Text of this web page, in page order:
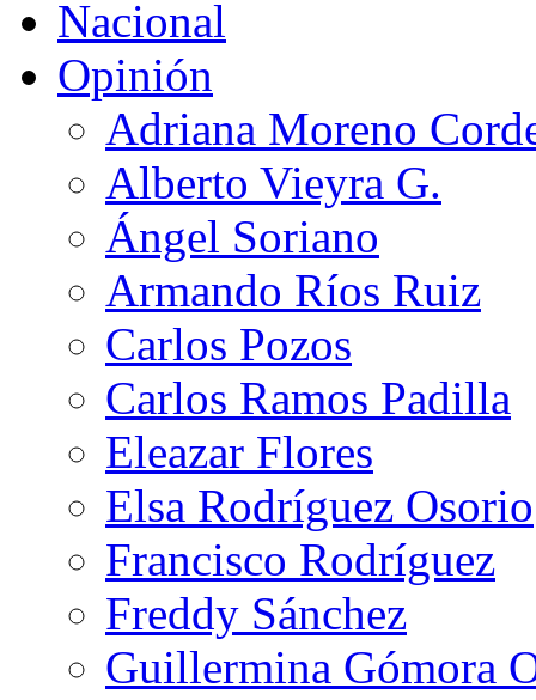
Nacional
Opinión
Adriana Moreno
Alberto Vieyra G.
Ángel Soriano
Armando Ríos Ruiz
Carlos Pozos
Carlos Ramos Padilla
Eleazar Flores
Elsa Rodríguez Osorio
Francisco Rodríguez
Freddy Sánchez
Guillermina Gómora